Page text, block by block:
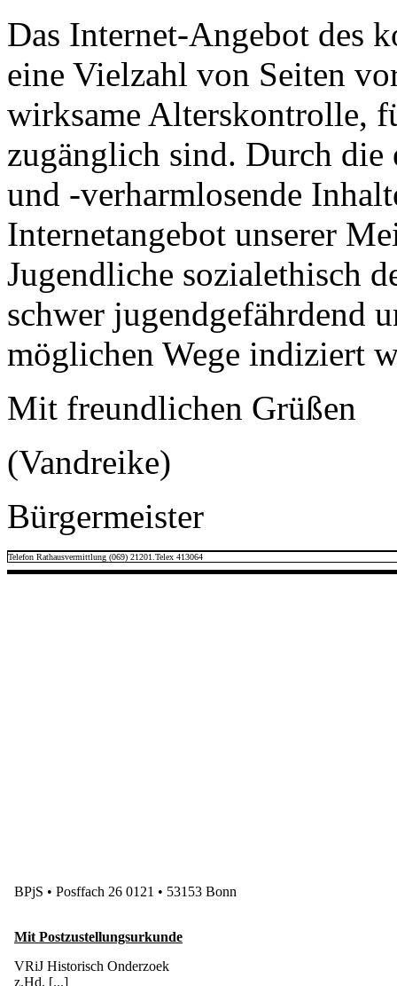
Das Internet-Angebot des
eine Vielzahl von Seiten
wirksame Alterskontrolle,
zugänglich sind. Durch
und -verharmlosende
Internetangebot unserer
Jugendliche sozialethisch
schwer jugendgefährdend
möglichen Wege indiziert
Mit freundlichen Grüßen
(Vandreike)
Bürgermeister
Telefon Rathausvermittlung (069) 21201.Telex 413064
BPjS • Posffach 26 0121 • 53153 Bonn
Mit Postzustellungsurkunde
VRiJ Historisch Onderzoek
z.Hd. [...]